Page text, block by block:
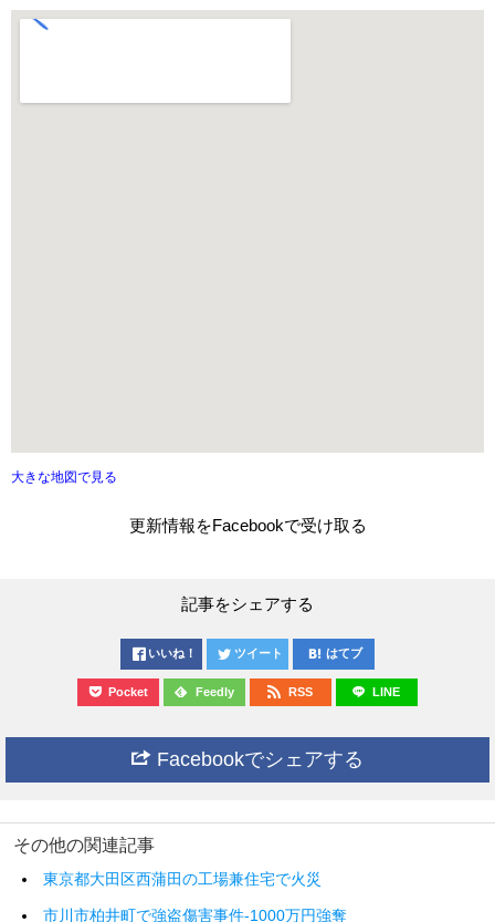
大きな地図で見る
更新情報をFacebookで受け取る
記事をシェアする
いいね！ ツイート はてブ
Pocket Feedly RSS LINE
Facebookでシェアする
その他の関連記事
東京都大田区西蒲田の工場兼住宅で火災
市川市柏井町で強盗傷害事件-1000万円強奪